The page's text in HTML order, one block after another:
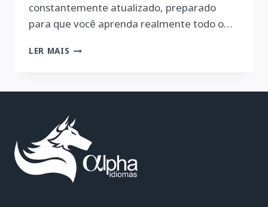
constantemente atualizado, preparado
para que você aprenda realmente todo o…
LER MAIS NOSSO